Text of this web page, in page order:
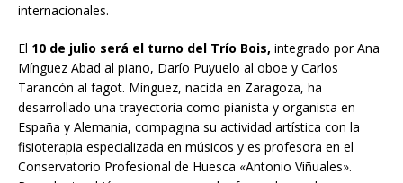
internacionales.
El 10 de julio será el turno del Trío Bois, integrado por Ana
Mínguez Abad al piano, Darío Puyuelo al oboe y Carlos
Tarancón al fagot. Mínguez, nacida en Zaragoza, ha
desarrollado una trayectoria como pianista y organista en
España y Alemania, compagina su actividad artística con la
fisioterapia especializada en músicos y es profesora en el
Conservatorio Profesional de Huesca «Antonio Viñuales».